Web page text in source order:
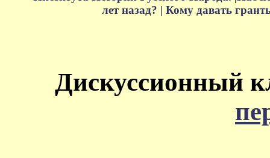
лет назад? | Кому давать
Дискуссионный